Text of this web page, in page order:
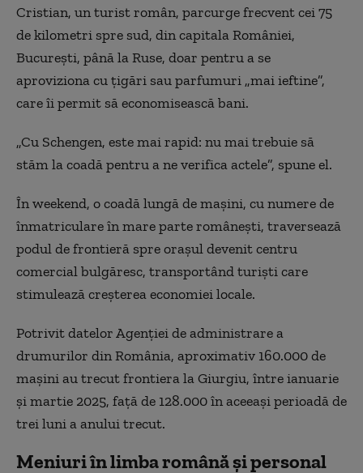
Cristian, un turist român, parcurge frecvent cei 75
de kilometri spre sud, din capitala României,
București, până la Ruse, doar pentru a se
aproviziona cu țigări sau parfumuri „mai ieftine”,
care îi permit să economisească bani.
„Cu Schengen, este mai rapid: nu mai trebuie să
stăm la coadă pentru a ne verifica actele”, spune el.
În weekend, o coadă lungă de mașini, cu numere de
înmatriculare în mare parte românești, traversează
podul de frontieră spre orașul devenit centru
comercial bulgăresc, transportând turiști care
stimulează creșterea economiei locale.
Potrivit datelor Agenției de administrare a
drumurilor din România, aproximativ 160.000 de
mașini au trecut frontiera la Giurgiu, între ianuarie
și martie 2025, față de 128.000 în aceeași perioadă de
trei luni a anului trecut.
Meniuri în limba română și personal